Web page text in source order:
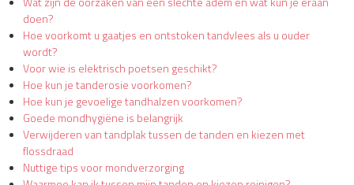
doen?
Hoe voorkomt u gaatjes en ontstoken tandvlees als u ouder
wordt?
Voor wie is elektrisch poetsen geschikt?
Hoe kun je tanderosie voorkomen?
Hoe kun je gevoelige tandhalzen voorkomen?
Goede mondhygiëne is belangrijk
Verwijderen van tandplak tussen de tanden en kiezen met
flossdraad
Nuttige tips voor mondverzorging